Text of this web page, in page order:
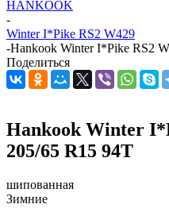
HANKOOK
-
Winter I*Pike RS2 W429
-Hankook Winter I*Pike RS2
Поделиться
Hankook Winter
205/65 R15 94T
шипованная
Зимние